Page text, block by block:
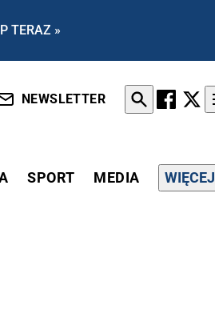
TERAZ »
NEWSLETTER
SPORT MEDIA WIĘCEJ